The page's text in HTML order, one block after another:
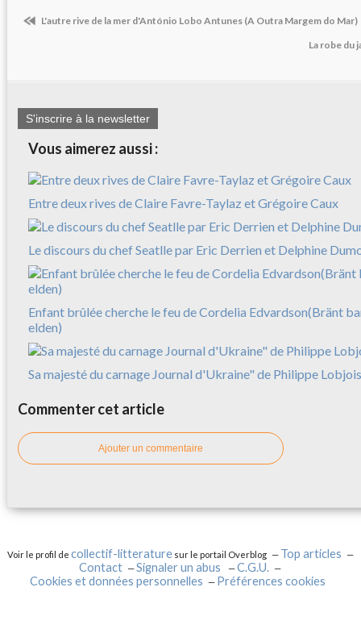
L'autre rive de la mer d'António Lobo Antunes (A Outra Margem do Mar)
La robe du
S'inscrire à la newsletter
Vous aimerez aussi :
Entre deux rives de Claire Favre-Taylaz et Grégoire Caux
Le discours du chef Seatlle par Eric Derrien et Delphine
Enfant brûlée cherche le feu de Cordelia Edvardson(Bränt
elden)
Sa majesté du carnage Journal d'Ukraine" de Philippe Lobjois
Commenter cet article
Ajouter un commentaire
Voir le profil de collectif-litterature sur le portail Overblog
Top articles
Contact
Signaler un abus
C.G.U.
Cookies et données personnelles
Préférences cookies